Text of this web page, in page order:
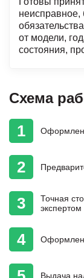
от модели,
состояния,
Схема
1
2
3 Точная
4
Выдача